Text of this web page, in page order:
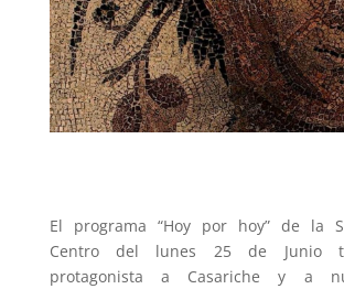
El programa “Hoy por hoy” de la
Centro del lunes 25 de Junio
protagonista a Casariche y a